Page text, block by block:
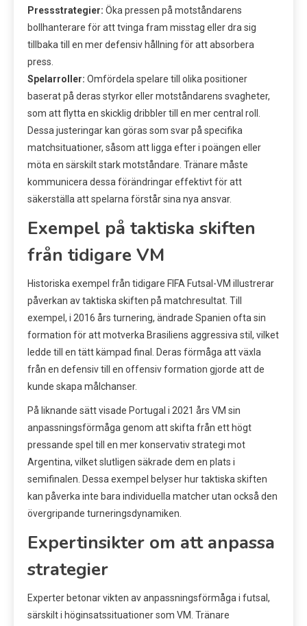
Pressstrategier: Öka pressen på motståndarens
bollhanterare för att tvinga fram misstag eller dra sig
tillbaka till en mer defensiv hållning för att absorbera
press.
Spelarroller: Omfördela spelare till olika positioner
baserat på deras styrkor eller motståndarens svagheter,
som att flytta en skicklig dribbler till en mer central roll.
Dessa justeringar kan göras som svar på specifika
matchsituationer, såsom att ligga efter i poängen eller
möta en särskilt stark motståndare. Tränare måste
kommunicera dessa förändringar effektivt för att
säkerställa att spelarna förstår sina nya ansvar.
Exempel på taktiska skiften
från tidigare VM
Historiska exempel från tidigare FIFA Futsal-VM illustrerar
påverkan av taktiska skiften på matchresultat. Till
exempel, i 2016 års turnering, ändrade Spanien ofta sin
formation för att motverka Brasiliens aggressiva stil, vilket
ledde till en tätt kämpad final. Deras förmåga att växla
från en defensiv till en offensiv formation gjorde att de
kunde skapa målchanser.
På liknande sätt visade Portugal i 2021 års VM sin
anpassningsförmåga genom att skifta från ett högt
pressande spel till en mer konservativ strategi mot
Argentina, vilket slutligen säkrade dem en plats i
semifinalen. Dessa exempel belyser hur taktiska skiften
kan påverka inte bara individuella matcher utan också den
övergripande turneringsdynamiken.
Expertinsikter om att anpassa
strategier
Experter betonar vikten av anpassningsförmåga i futsal,
särskilt i höginsatssituationer som VM. Tränare